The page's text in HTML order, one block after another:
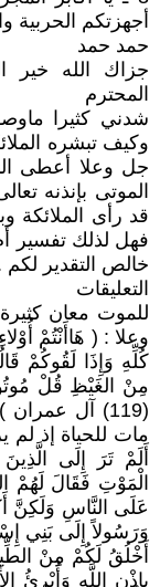
أجهزتكم الحربية
حمد حمد
جزاك الله خير
المحترم
شدني كثيرا
وكيف تبشره
جل وعلا أعطى
الموتى بإنذنه
قد رأى الملائكة
فهل لذلك تفسير
خالص التقدير لكم
التعليقات
للموت معان
وعلا : ( هَاأَنْتُمْ
كُلِّهِ وَإِذَا لَقُوكُمْ
مِنْ الغَيْظِ قُلْ
(119) آل
مات للحياة إذ
أَلَمْ تَرَ إِلَى
الْمَوْتِ فَقَالَ لَهُمْ
وَرَسُولاً إِلَى بَنِي
أَخْلُقُ لَكُمْ مِنْ
بِإِذْنِ اللَّهِ وَأُبْرِئُ